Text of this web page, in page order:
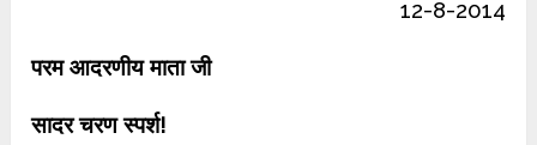
12-8-2014
परम आदरणीय माता जी
सादर चरण स्पर्श!